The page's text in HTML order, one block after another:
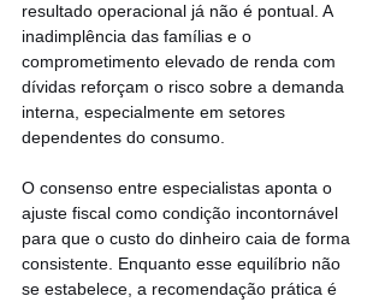
resultado operacional já não é pontual. A
inadimplência das famílias e o
comprometimento elevado de renda com
dívidas reforçam o risco sobre a demanda
interna, especialmente em setores
dependentes do consumo.
O consenso entre especialistas aponta o
ajuste fiscal como condição incontornável
para que o custo do dinheiro caia de forma
consistente. Enquanto esse equilíbrio não
se estabelece, a recomendação prática é